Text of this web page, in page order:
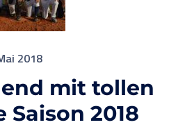
2018
mit tollen
Saison 2018